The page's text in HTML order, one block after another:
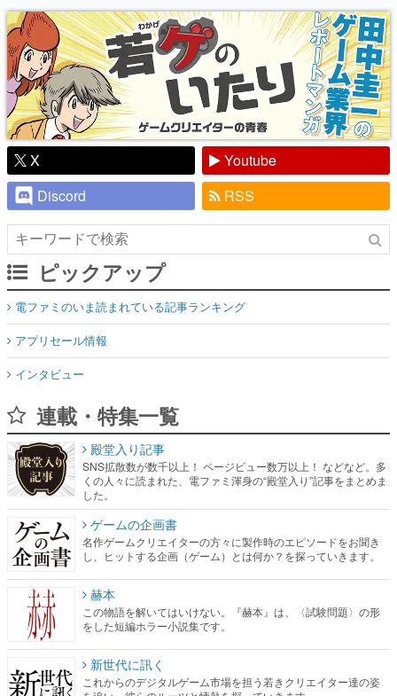
り】
X
Youtube
Discord
RSS
ピックアップ
電ファミのいま読まれている記事ランキング
アプリセール情報
インタビュー
連載・特集一覧
殿堂入り記事
SNS拡散数が数千以上！ ページビュー数万以上！ などなど。多
くの人々に読まれた、電ファミ渾身の“殿堂入り”記事をまとめま
した。
ゲームの企画書
名作ゲームクリエイターの方々に製作時のエピソードをお聞き
し、ヒットする企画（ゲーム）とは何か？を探っていきます。
赫本
この物語を解いてはいけない。『赫本』は、〈試験問題〉の形
をした短編ホラー小説集です。
新世代に訊く
これからのデジタルゲーム市場を担う若きクリエイター達の姿